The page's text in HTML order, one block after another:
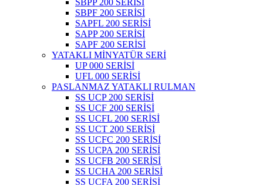
SBPP 200 SERİSİ
SBPF 200 SERİSİ
SAPFL 200 SERİSİ
SAPP 200 SERİSİ
SAPF 200 SERİSİ
YATAKLI MİNYATÜR SERİ
UP 000 SERİSİ
UFL 000 SERİSİ
PASLANMAZ YATAKLI RULMAN
SS UCP 200 SERİSİ
SS UCF 200 SERİSİ
SS UCFL 200 SERİSİ
SS UCT 200 SERİSİ
SS UCFC 200 SERİSİ
SS UCPA 200 SERİSİ
SS UCFB 200 SERİSİ
SS UCHA 200 SERİSİ
SS UCFA 200 SERİSİ